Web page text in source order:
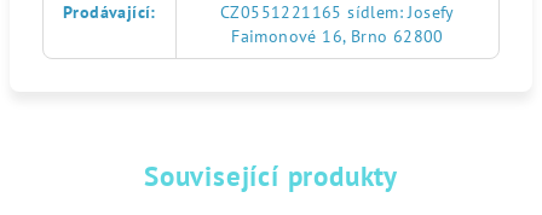
Prodávající:
CZ0551221165 sídlem: Josefy
Faimonové 16, Brno 62800
Související produkty